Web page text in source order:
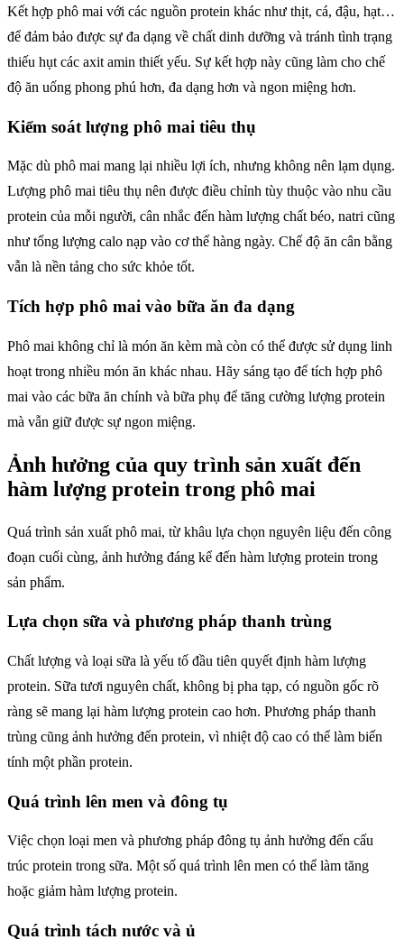
Kết hợp phô mai với các nguồn protein khác như thịt, cá, đậu, hạt…
để đảm bảo được sự đa dạng về chất dinh dưỡng và tránh tình trạng
thiếu hụt các axit amin thiết yếu. Sự kết hợp này cũng làm cho chế
độ ăn uống phong phú hơn, đa dạng hơn và ngon miệng hơn.
Kiểm soát lượng phô mai tiêu thụ
Mặc dù phô mai mang lại nhiều lợi ích, nhưng không nên lạm dụng.
Lượng phô mai tiêu thụ nên được điều chỉnh tùy thuộc vào nhu cầu
protein của mỗi người, cân nhắc đến hàm lượng chất béo, natri cũng
như tổng lượng calo nạp vào cơ thể hàng ngày. Chế độ ăn cân bằng
vẫn là nền tảng cho sức khỏe tốt.
Tích hợp phô mai vào bữa ăn đa dạng
Phô mai không chỉ là món ăn kèm mà còn có thể được sử dụng linh
hoạt trong nhiều món ăn khác nhau. Hãy sáng tạo để tích hợp phô
mai vào các bữa ăn chính và bữa phụ để tăng cường lượng protein
mà vẫn giữ được sự ngon miệng.
Ảnh hưởng của quy trình sản xuất đến
hàm lượng protein trong phô mai
Quá trình sản xuất phô mai, từ khâu lựa chọn nguyên liệu đến công
đoạn cuối cùng, ảnh hưởng đáng kể đến hàm lượng protein trong
sản phẩm.
Lựa chọn sữa và phương pháp thanh trùng
Chất lượng và loại sữa là yếu tố đầu tiên quyết định hàm lượng
protein. Sữa tươi nguyên chất, không bị pha tạp, có nguồn gốc rõ
ràng sẽ mang lại hàm lượng protein cao hơn. Phương pháp thanh
trùng cũng ảnh hưởng đến protein, vì nhiệt độ cao có thể làm biến
tính một phần protein.
Quá trình lên men và đông tụ
Việc chọn loại men và phương pháp đông tụ ảnh hưởng đến cấu
trúc protein trong sữa. Một số quá trình lên men có thể làm tăng
hoặc giảm hàm lượng protein.
Quá trình tách nước và ủ